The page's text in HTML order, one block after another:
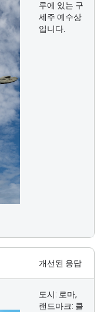
루에 있는 구
세주 예수상
입니다.
개선된 응답
도시: 로마,
랜드마크: 콜